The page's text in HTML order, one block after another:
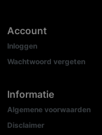
Account
Inloggen
Wachtwoord vergeten
Informatie
Algemene voorwaarden
Disclaimer